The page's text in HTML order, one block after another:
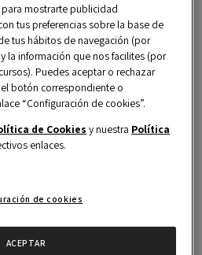
2025
por el área deCarreras
mostrarte publicidad
tus preferencias sobre la base de
tus hábitos de navegación (por
la información que nos facilites (por
Puedes aceptar o rechazar
botón correspondiente o
“Configuración de cookies”.
de Cookies y nuestra Política
enlaces.
de cookies
ACEPTAR